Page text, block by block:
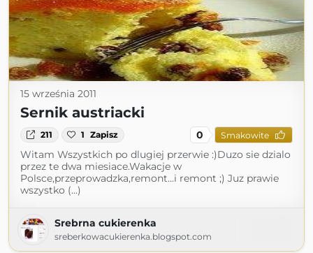
15 września 2011
Sernik austriacki
211 1 Zapisz 0 Smakowite
Witam Wszystkich po dlugiej przerwie :)Duzo sie dzialo
przez te dwa miesiace.Wakacje w
Polsce,przeprowadzka,remont...i remont ;) Juz prawie
wszystko (...)
Srebrna cukierenka
sreberkowacukierenka.blogspot.com